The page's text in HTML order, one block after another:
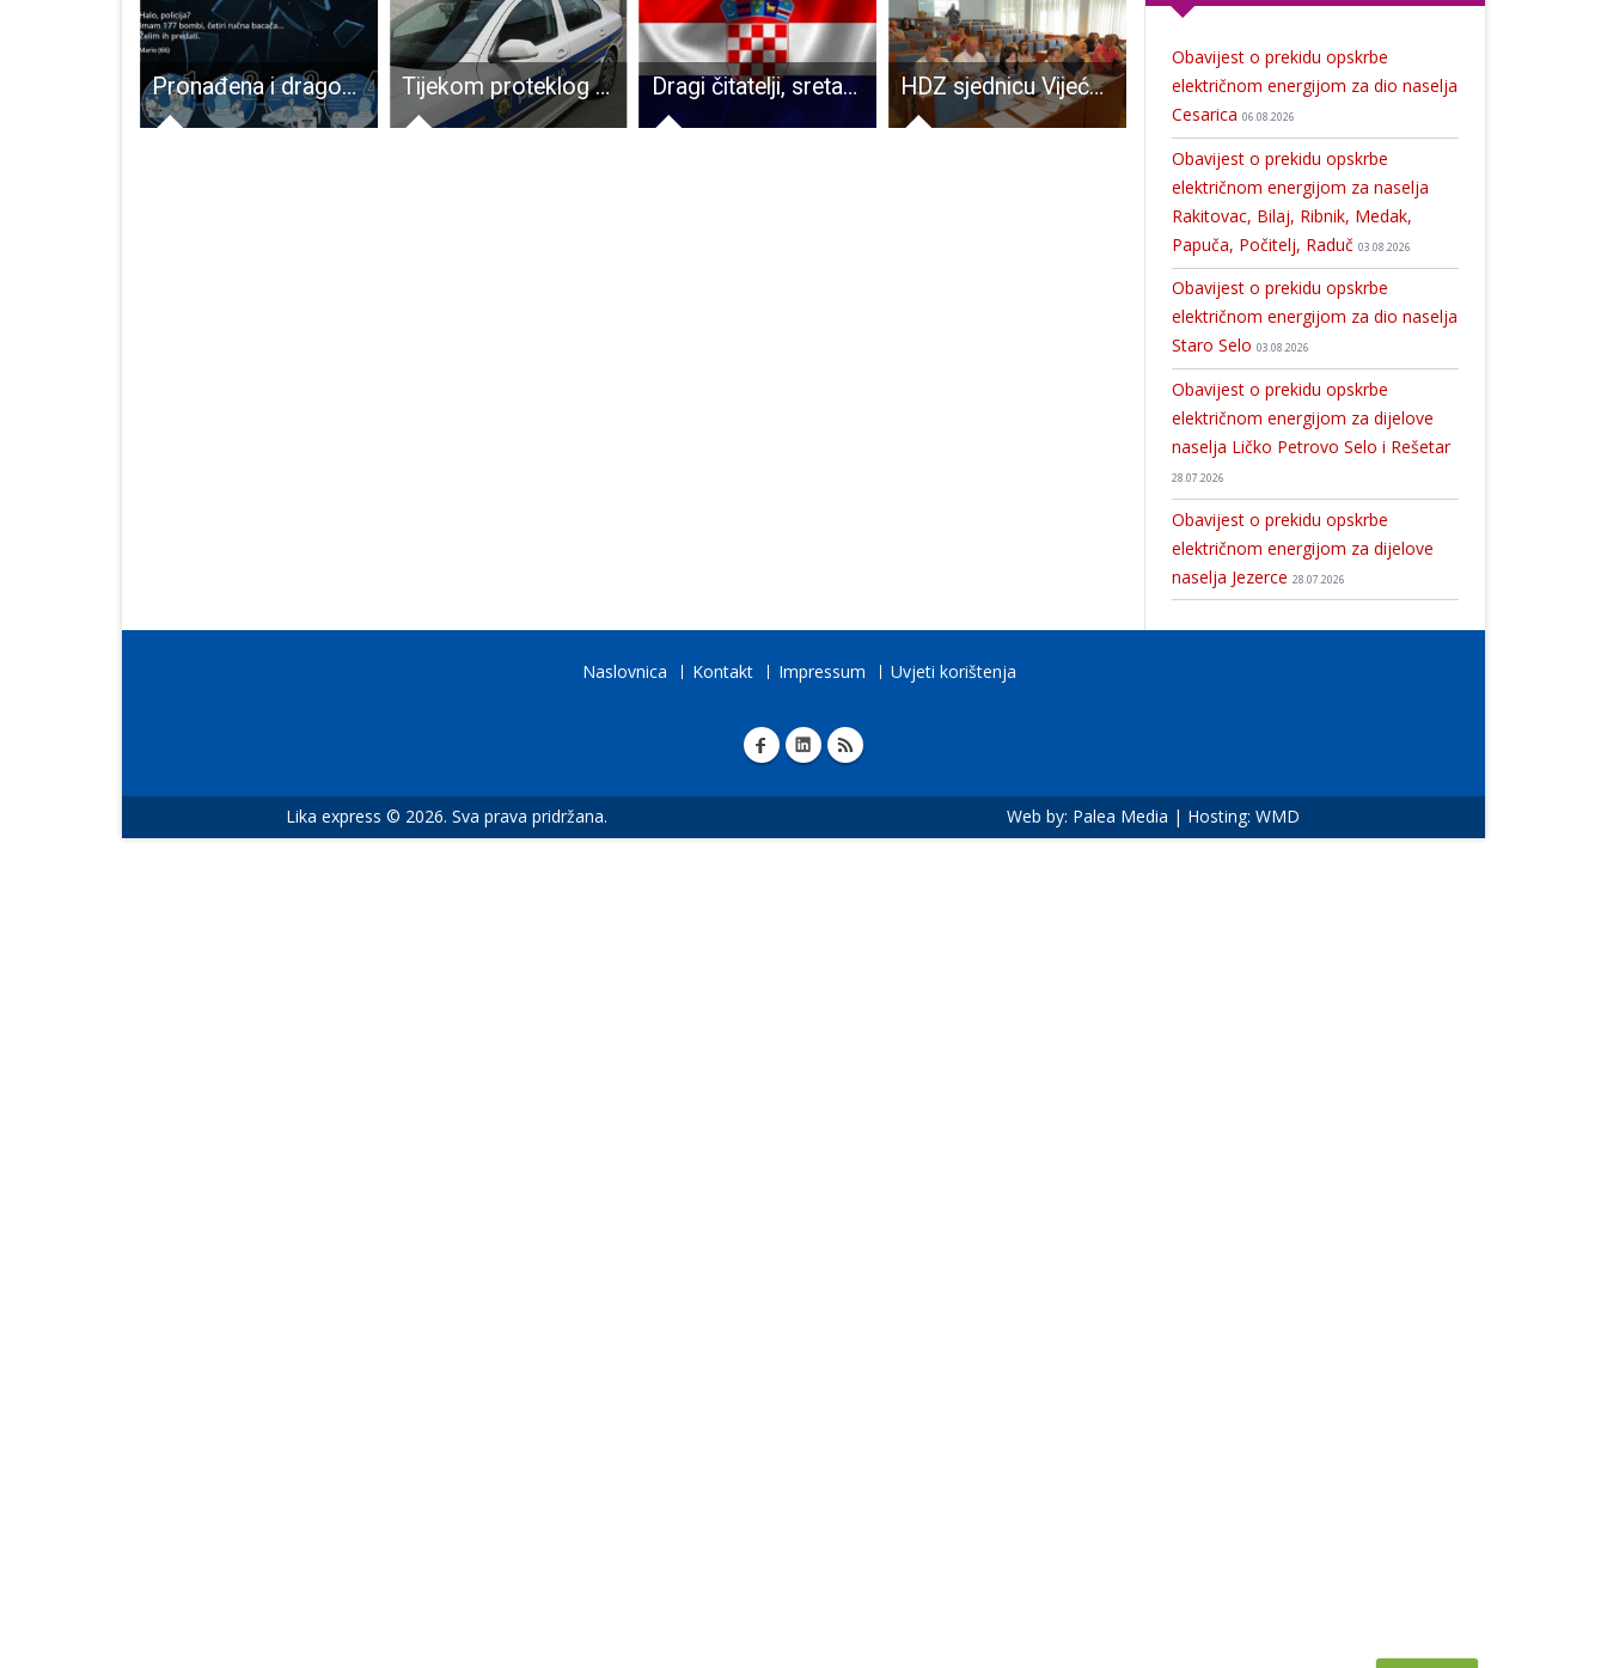
Pronađena i dragovoljno predana razna minsko-eksplozivna sredstva Tijekom proteklog vikenda evidentirano 108 prekršaja Zakona o sigurnosti prometa na cestama Dragi čitatelji, sretan Vam Dan neovisnosti!!! HDZ sjednicu Vijeća grada Gospića odgodio zbog nečijeg sitnog politikantstva izvan Gospića? Prijave na radionicu sviranja dangubice u Otočcu
Obavijest o prekidu opskrbe
električnom energijom za dio naselja
Cesarica 06.08.2026
Obavijest o prekidu opskrbe
električnom energijom za naselja
Rakitovac, Bilaj, Ribnik, Medak,
Papuča, Počitelj, Raduč 03.08.2026
Obavijest o prekidu opskrbe
električnom energijom za dio naselja
Staro Selo 03.08.2026
Obavijest o prekidu opskrbe
električnom energijom za dijelove
naselja Ličko Petrovo Selo i Rešetar
28.07.2026
Obavijest o prekidu opskrbe
električnom energijom za dijelove
naselja Jezerce 28.07.2026
Naslovnica Kontakt Impressum Uvjeti korištenja
Lika express © 2026. Sva prava pridržana. Web by: Palea Media | Hosting: WMD